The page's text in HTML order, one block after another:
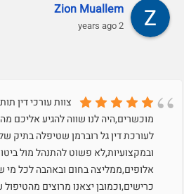
Zion Muallem
2 years ago
צוות עורכי דין
מוכשרים,היה לנו שווה להגיע אליכם
לעורכת דין גל רוברמן שטיפלה בתיק
ובמקצועיות,לא פשוט להתנהל מול
אלופים,ממליצה בחום ובאהבה לכל מי
כרישים,וכמובן יצאנו מרוצים מהטיפול